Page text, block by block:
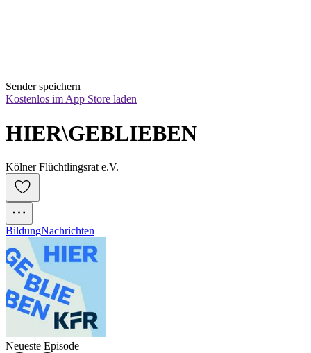
Sender speichern
Kostenlos im App Store laden
HIER\GEBLIEBEN
Kölner Flüchtlingsrat e.V.
BildungNachrichten
Neueste Episode